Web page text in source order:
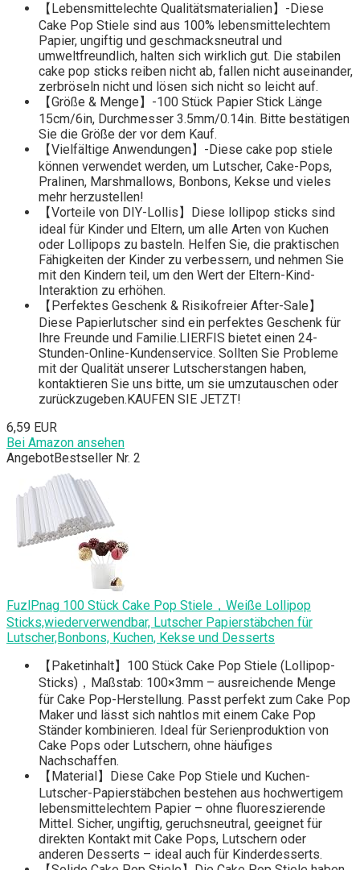
【Lebensmittelechte Qualitätsmaterialien】-Diese
Cake Pop Stiele sind aus 100% lebensmittelechtem
Papier, ungiftig und geschmacksneutral und
umweltfreundlich, halten sich wirklich gut. Die stabilen
cake pop sticks reiben nicht ab, fallen nicht auseinander,
zerbröseln nicht und lösen sich nicht so leicht auf.
【Größe & Menge】-100 Stück Papier Stick Länge
15cm/6in, Durchmesser 3.5mm/0.14in. Bitte bestätigen
Sie die Größe der vor dem Kauf.
【Vielfältige Anwendungen】-Diese cake pop stiele
können verwendet werden, um Lutscher, Cake-Pops,
Pralinen, Marshmallows, Bonbons, Kekse und vieles
mehr herzustellen!
【Vorteile von DIY-Lollis】Diese lollipop sticks sind
ideal für Kinder und Eltern, um alle Arten von Kuchen
oder Lollipops zu basteln. Helfen Sie, die praktischen
Fähigkeiten der Kinder zu verbessern, und nehmen Sie
mit den Kindern teil, um den Wert der Eltern-Kind-
Interaktion zu erhöhen.
【Perfektes Geschenk & Risikofreier After-Sale】
Diese Papierlutscher sind ein perfektes Geschenk für
Ihre Freunde und Familie.LIERFIS bietet einen 24-
Stunden-Online-Kundenservice. Sollten Sie Probleme
mit der Qualität unserer Lutscherstangen haben,
kontaktieren Sie uns bitte, um sie umzutauschen oder
zurückzugeben.KAUFEN SIE JETZT!
6,59 EUR
Bei Amazon ansehen
AngebotBestseller Nr. 2
FuzlPnag 100 Stück Cake Pop Stiele，Weiße Lollipop
Sticks,wiederverwendbar, Lutscher Papierstäbchen für
Lutscher,Bonbons, Kuchen, Kekse und Desserts
【Paketinhalt】100 Stück Cake Pop Stiele (Lollipop-
Sticks)，Maßstab: 100×3mm – ausreichende Menge
für Cake Pop-Herstellung. Passt perfekt zum Cake Pop
Maker und lässt sich nahtlos mit einem Cake Pop
Ständer kombinieren. Ideal für Serienproduktion von
Cake Pops oder Lutschern, ohne häufiges
Nachschaffen.
【Material】Diese Cake Pop Stiele und Kuchen-
Lutscher-Papierstäbchen bestehen aus hochwertigem
lebensmittelechtem Papier – ohne fluoreszierende
Mittel. Sicher, ungiftig, geruchsneutral, geeignet für
direkten Kontakt mit Cake Pops, Lutschern oder
anderen Desserts – ideal auch für Kinderdesserts.